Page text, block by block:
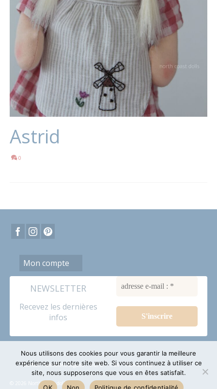
Astrid
0
Mon compte
NEWSLETTER
Recevez les dernières
infos
Contact Mentions Légales RGPD CGV Plan du site
© 2026 North Coast dolls
Nous utilisons des cookies pour vous garantir la meilleure
expérience sur notre site web. Si vous continuez à utiliser ce
site, nous supposerons que vous en êtes satisfait.
OK
Non Politique de confidentialité